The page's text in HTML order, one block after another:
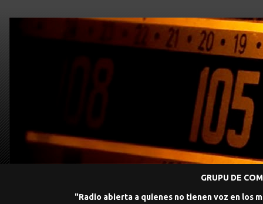
GRUPU DE
"Radio abierta a quienes no tienen voz en los